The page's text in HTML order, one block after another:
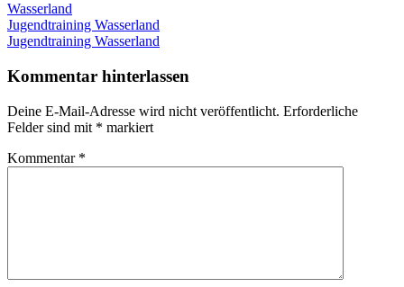
Wasserland
Beitragsnavigation
Vorheriger
Beitrag:
Jugendtraining Wasserland
Nächster
Jugendtraining Wasserland
Kommentar hinterlassen
Deine E-Mail-Adresse wird nicht veröffentlicht. Erforderliche
Felder sind mit * markiert
Kommentar *